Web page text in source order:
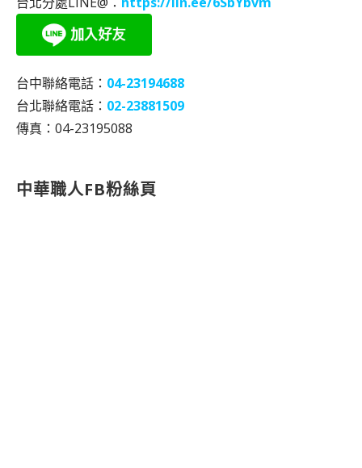
台中聯絡電話： 04-23194688
台北聯絡電話： 02-23881509
傳真：04-23195088
中華職人FB粉絲頁